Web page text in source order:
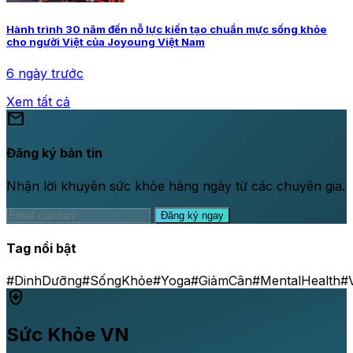
Hành trình 30 năm đến nỗ lực kiến tạo chuẩn mực sống khỏe
cho người Việt của Joyoung Việt Nam
6 ngày trước
Xem tất cả
mail
Đăng ký bản tin
Nhận lời khuyên sức khỏe hàng ngày từ các chuyên gia.
Đăng ký ngay
Tag nổi bật
#DinhDưỡng#SốngKhỏe#Yoga#GiảmCân#MentalHealth
health_and_safety
Sức Khỏe VN